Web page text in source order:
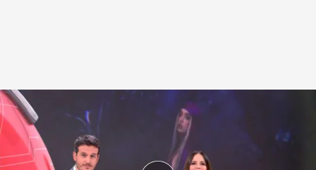
Las noticias, de la mano de Diego Losada y Mónica Sanz
Redacción digital Noticias Cuatro
08 MAR 2024 - 21:51h.